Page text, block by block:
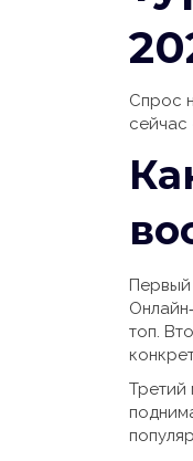
Спрос
сейчас
Первый
топ.
Третий